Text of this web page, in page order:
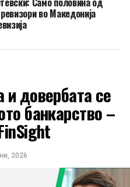
во Македонија
и довербата се
банкарство –
2026